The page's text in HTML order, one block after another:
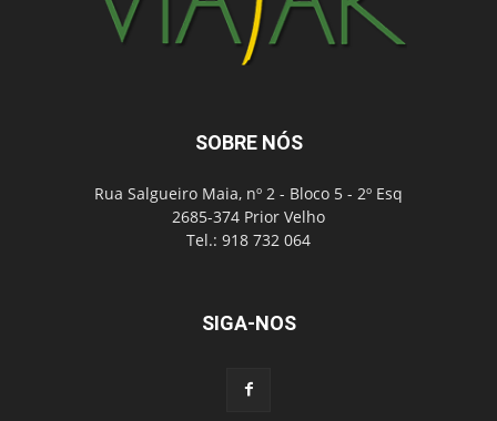
SOBRE NÓS
Rua Salgueiro Maia, nº 2 - Bloco 5 - 2º Esq
2685-374 Prior Velho
Tel.: 918 732 064
SIGA-NOS